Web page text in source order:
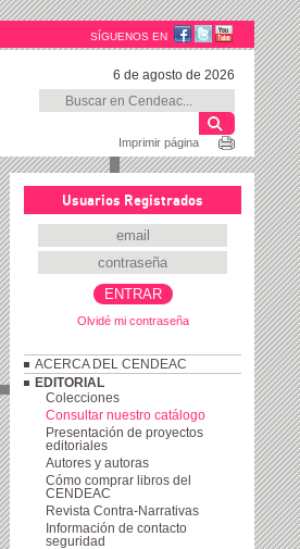
SÍGUENOS EN
6 de agosto de 2026
Imprimir página
Usuarios Registrados
Olvidé mi contraseña
ACERCA DEL CENDEAC
EDITORIAL
Colecciones
Consultar nuestro catálogo
Presentación de proyectos
editoriales
Autores y autoras
Cómo comprar libros del
CENDEAC
Revista Contra-Narrativas
Información de contacto
seguridad